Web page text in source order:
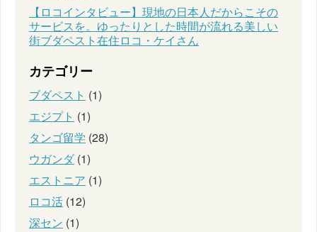
【ロコインタビュー】現地の日本人だからこその
サービスを。ゆったりとした時間が流れる美しい
街ブダペスト在住ロコ・ケイさん
カテゴリー
ブダペスト (1)
エジプト (1)
タンゴ留学 (28)
ウガンダ(1)
エストニア (1)
ロコ活 (12)
深セン (1)